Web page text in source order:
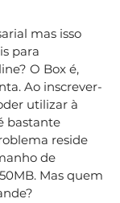
mas isso
para
O Box é,
Ao inscrever-
utilizar à
bastante
reside
de
Mas quem